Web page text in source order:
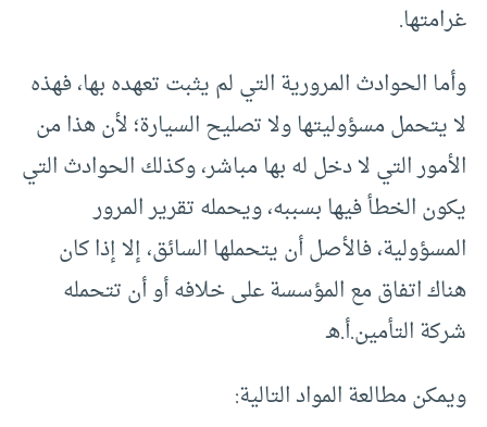
غرامتها.
وأما الحوادث المرورية التي لم يثبت تعهده بها، فهذه
لا يتحمل مسؤوليتها ولا تصليح السيارة؛ لأن هذا من
الأمور التي لا دخل له بها مباشر، وكذلك الحوادث التي
يكون الخطأ فيها بسببه، ويحمله تقرير المرور
المسؤولية، فالأصل أن يتحملها السائق، إلا إذا كان
هناك اتفاق مع المؤسسة على خلافه أو أن تتحمله
شركة التأمين.أ.هـ
ويمكن مطالعة المواد التالية: